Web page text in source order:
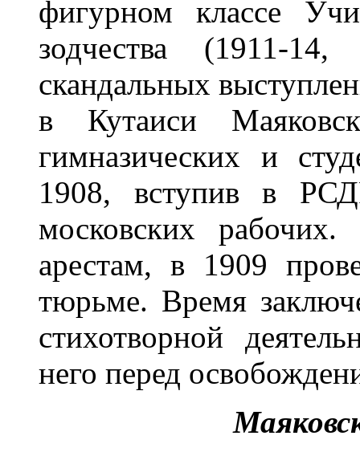
фигурном классе
зодчества (1911-
скандальных
в Кутаиси
гимназических и
1908, вступив в
московских рабочих.
арестам, в 1909
тюрьме. Время
стихотворной
него перед